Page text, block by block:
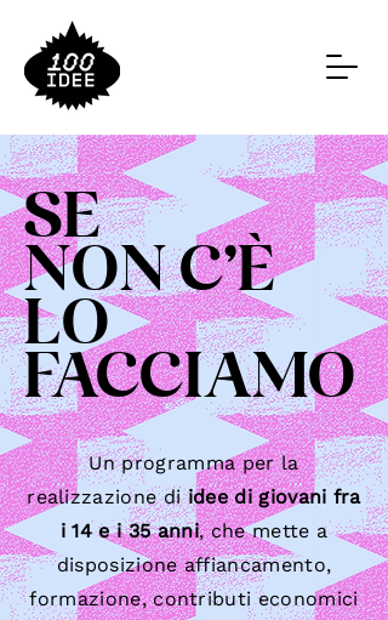
SE
NON C'È
LO
FACCIAMO
Un programma per la
realizzazione diidee di giovani fra
i 14 e i 35 anni, che mette a
disposizione affiancamento,
formazione, contributi economici